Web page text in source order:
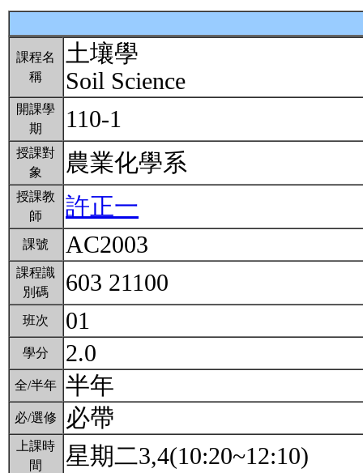
課程名
稱
土壤學
Soil Science
開課學
期
110-1
授課對
象
農業化學系
授課教
師
許正一
課號 AC2003
課程識
別碼
603 21100
班次 01
學分 2.0
全/半年 半年
必/選修 必帶
上課時
間
星期二3,4(10:20~12:10)